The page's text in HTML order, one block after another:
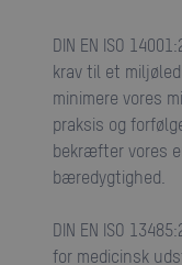
DIN EN ISO
krav til et
minimere vores
praksis og
bekræfter vores
bæredygtighed.
DIN EN ISO
for medicinsk